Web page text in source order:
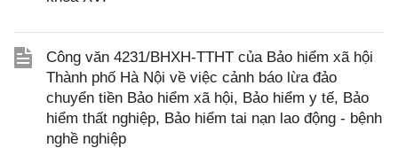
Công văn 4231/BHXH-TTHT của Bảo hiểm xã hội
Thành phố Hà Nội về việc cảnh báo lừa đảo
chuyển tiền Bảo hiểm xã hội, Bảo hiểm y tế, Bảo
hiểm thất nghiệp, Bảo hiểm tai nạn lao động - bệnh
nghề nghiệp